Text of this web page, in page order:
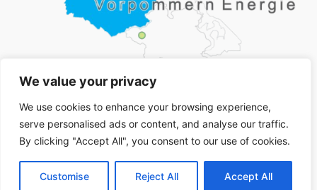
We value your privacy
We use cookies to enhance your browsing experience,
serve personalised ads or content, and analyse our traffic.
By clicking "Accept All", you consent to our use of cookies.
Customise Reject All Accept All